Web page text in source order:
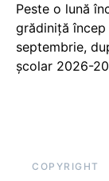
Peste o lună
grădiniță
septembrie,
școlar 2026-
COPYRIGHT